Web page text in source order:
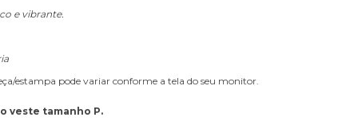
e vibrante.
estampa pode variar conforme a tela do seu monitor.
veste tamanho P.